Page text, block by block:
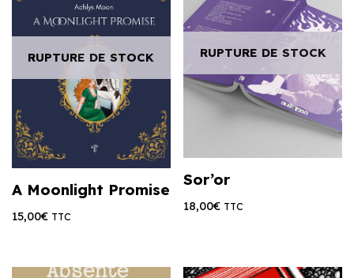
RUPTURE DE STOCK
A Moonlight Promise
15,00€ TTC
RUPTURE DE STOCK
Sor’or
18,00€ TTC